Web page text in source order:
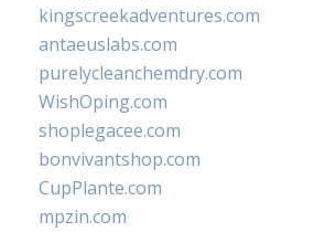
kingscreekadventures.com
antaeuslabs.com
purelycleanchemdry.com
WishOping.com
shoplegacee.com
bonvivantshop.com
CupPlante.com
mpzin.com